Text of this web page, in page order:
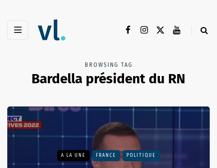
BROWSING TAG
Bardella président du RN
A LA UNE FRANCE POLITIQUE